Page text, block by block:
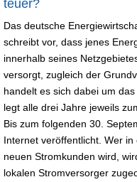
teuer?
Das deutsche
schreibt vor, dass jenes
innerhalb seines
versorgt, zugleich der
handelt es sich dabei um
legt alle drei Jahre jeweils
Bis zum folgenden 30.
Internet veröffentlicht. Wer
neuen Stromkunden wird,
lokalen Stromversorger